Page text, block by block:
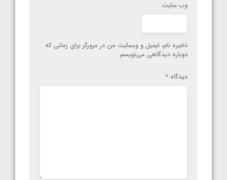
وب‌ سایت
ذخیره نام، ایمیل و وبسایت من در مرورگر برای زمانی که
دوباره دیدگاهی می‌نویسم.
دیدگاه *